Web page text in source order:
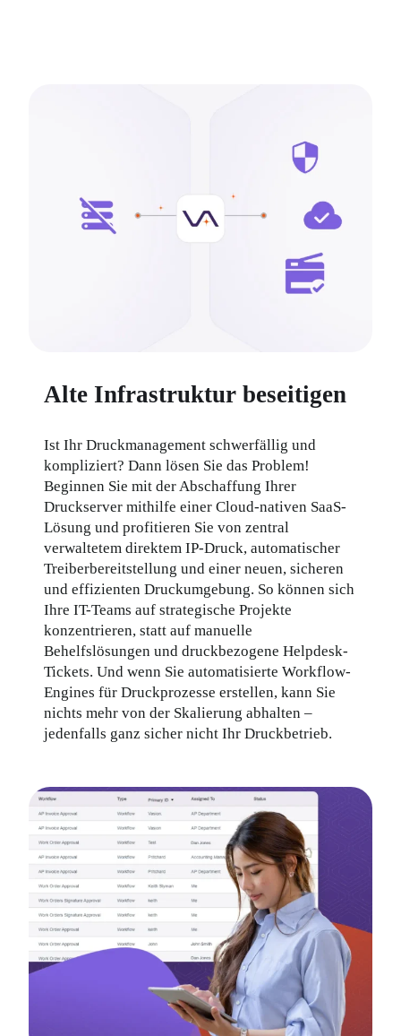
Alte Infrastruktur beseitigen
Ist Ihr Druckmanagement schwerfällig und
kompliziert? Dann lösen Sie das Problem!
Beginnen Sie mit der Abschaffung Ihrer
Druckserver mithilfe einer Cloud-nativen SaaS-
Lösung und profitieren Sie von zentral
verwaltetem direktem IP-Druck, automatischer
Treiberbereitstellung und einer neuen, sicheren
und effizienten Druckumgebung. So können sich
Ihre IT-Teams auf strategische Projekte
konzentrieren, statt auf manuelle
Behelfslösungen und druckbezogene Helpdesk-
Tickets. Und wenn Sie automatisierte Workflow-
Engines für Druckprozesse erstellen, kann Sie
nichts mehr von der Skalierung abhalten –
jedenfalls ganz sicher nicht Ihr Druckbetrieb.